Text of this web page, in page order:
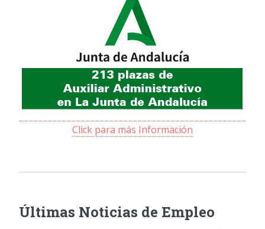
Click para más Información
Últimas Noticias de Empleo